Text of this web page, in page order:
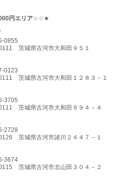
円エリア☆☆★
0855
茨城県古河市大和田９５１
0123
茨城県古河市大和田１２８３－１
3705
茨城県古河市大和田９９４－４
2728
茨城県古河市諸川２４４７－１
3674
茨城県古河市北山田３０４－２